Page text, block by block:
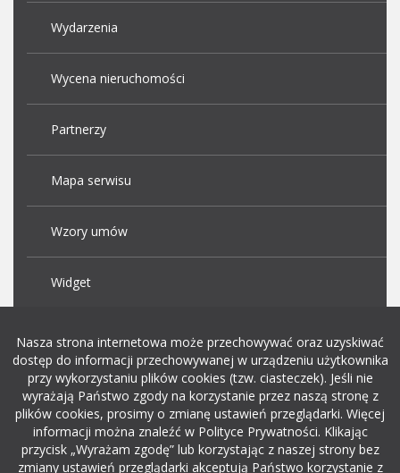
Wydarzenia
Wycena nieruchomości
Partnerzy
Mapa serwisu
Wzory umów
Widget
Dodaj ogłoszenie o pracę
rekrutacja w it
Nasza strona internetowa może przechowywać oraz uzyskiwać
dostęp do informacji przechowywanej w urządzeniu użytkownika
przy wykorzystaniu plików cookies (tzw. ciasteczek). Jeśli nie
wyrażają Państwo zgody na korzystanie przez naszą stronę z
plików cookies, prosimy o zmianę ustawień przeglądarki. Więcej
informacji można znaleźć w Polityce Prywatności. Klikając
przycisk „Wyrażam zgodę” lub korzystając z naszej strony bez
zmiany ustawień przeglądarki akceptują Państwo korzystanie z